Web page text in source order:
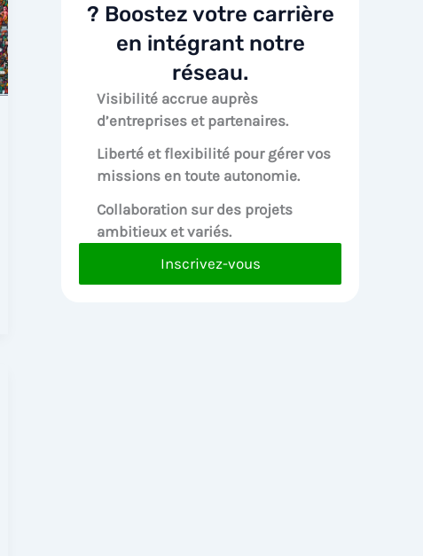
? Boostez votre carrière
en intégrant notre
réseau.
Visibilité accrue auprès
d’entreprises et partenaires.
Liberté et flexibilité pour gérer vos
missions en toute autonomie.
Collaboration sur des projets
ambitieux et variés.
Inscrivez-vous